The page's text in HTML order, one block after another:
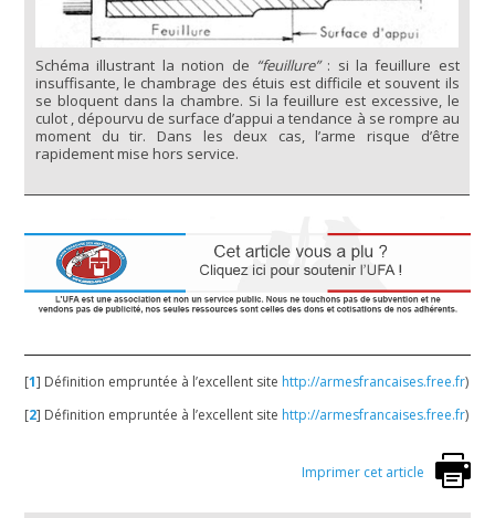
Schéma illustrant la notion de “feuillure”: si la feuillure est
insuffisante, le chambrage des étuis est difficile et souvent ils
se bloquent dans la chambre. Si la feuillure est excessive, le
culot , dépourvu de surface d’appui a tendance à se rompre au
moment du tir. Dans les deux cas, l’arme risque d’être
rapidement mise hors service.
[1] Définition empruntée à l’excellent site http://armesfrancaises.free.fr)
[2] Définition empruntée à l’excellent site http://armesfrancaises.free.fr)
Imprimer cet article